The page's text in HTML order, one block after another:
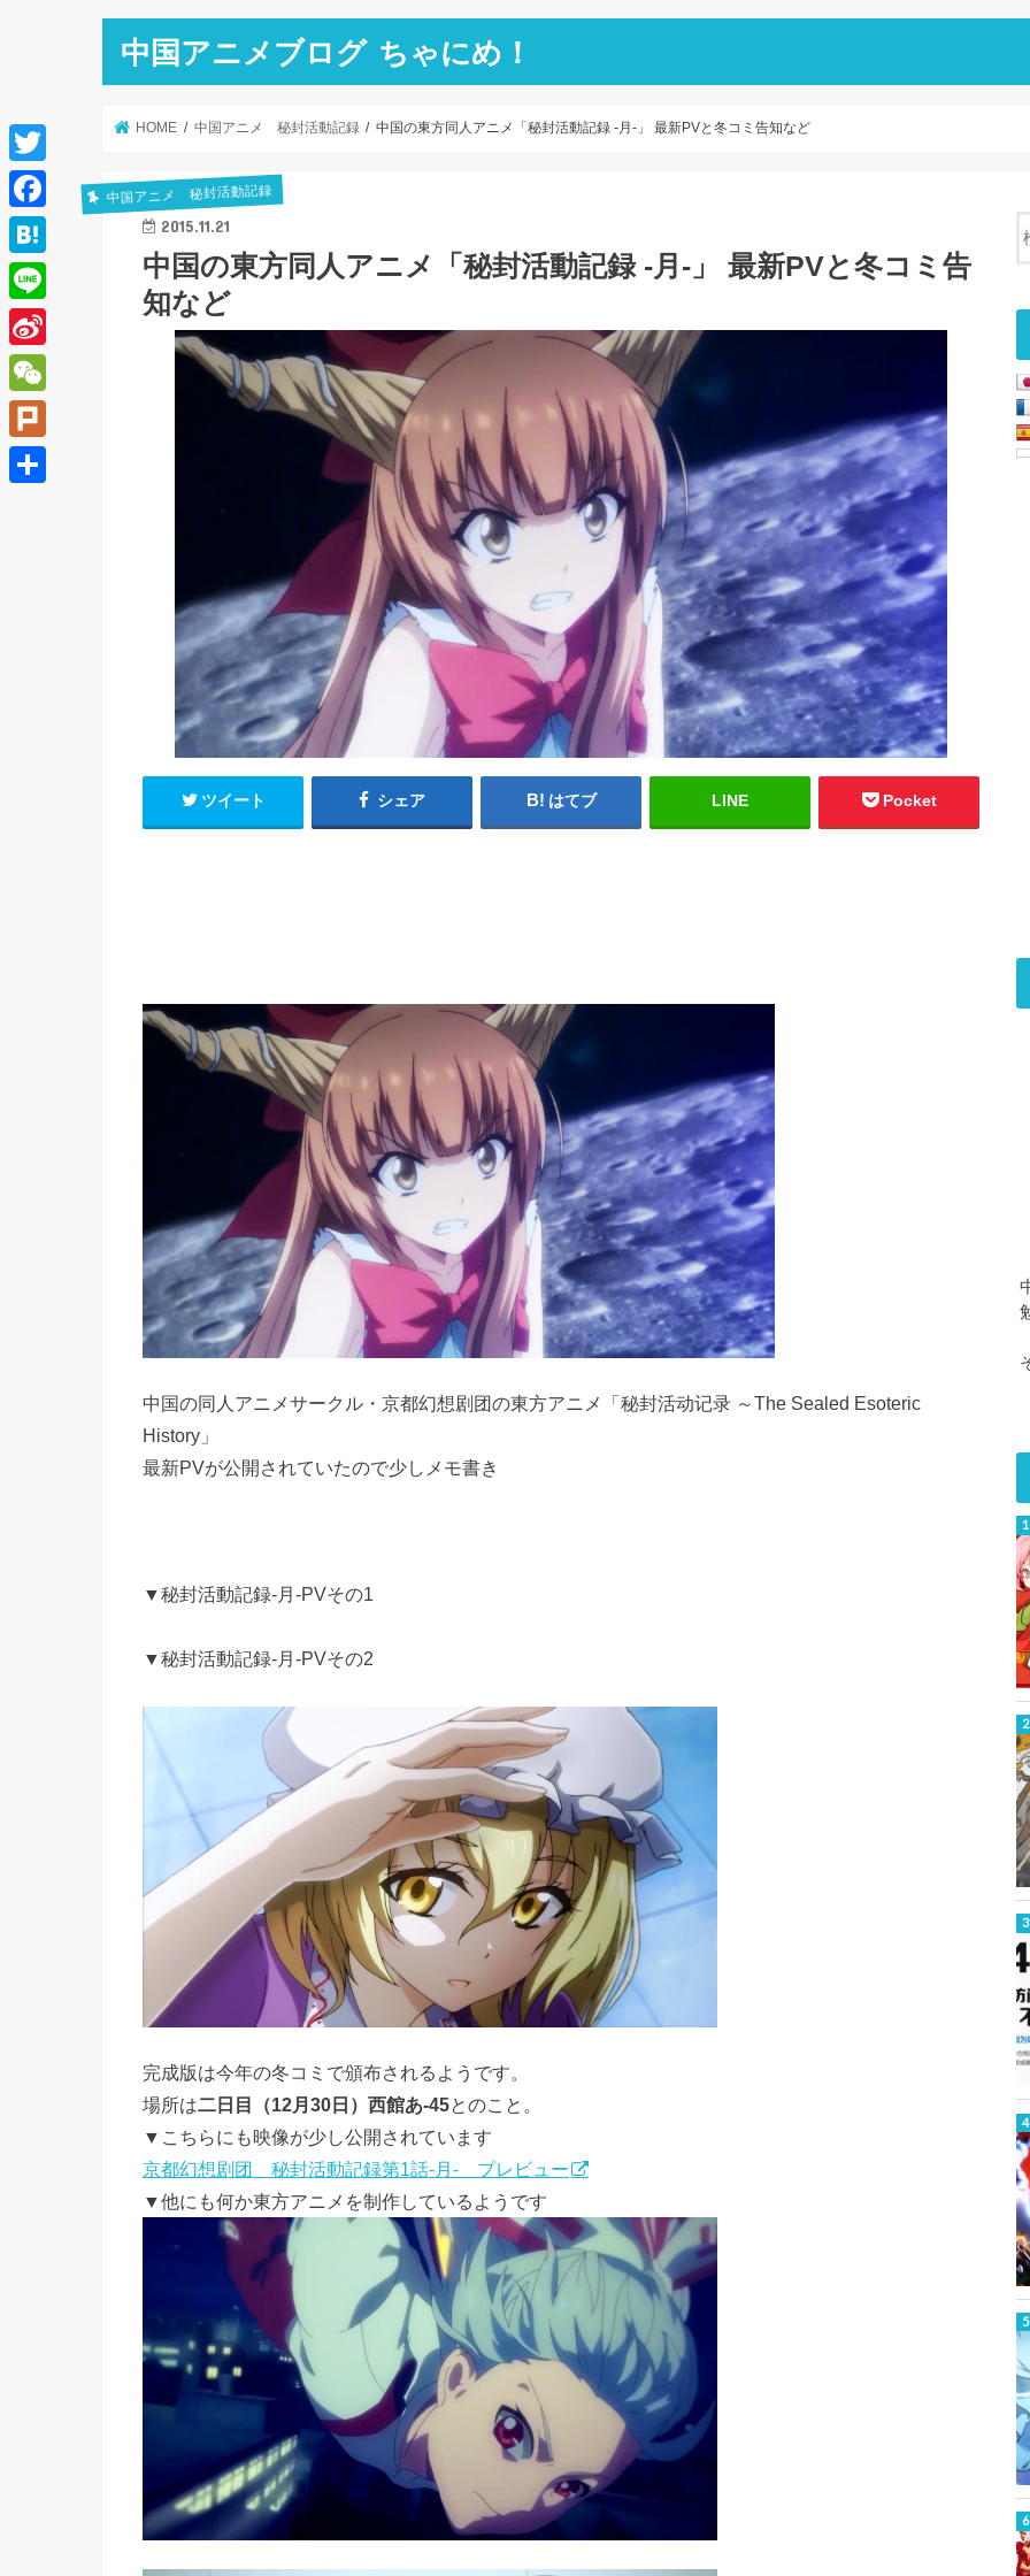
中国アニメブログ ちゃにめ！
HOME 中国アニメ 秘封活動記録 中国の東方同人アニメ「秘封活動記録 -月-」 最新PVと冬コミ告知など
中国アニメ 秘封活動記録
2015.11.21
中国の東方同人アニメ「秘封活動記録 -月-」 最新PVと冬コミ告
知など
ツイート シェア はてブ LINE Pocket
中国の同人アニメサークル・京都幻想剧团の東方アニメ「秘封活动记录 ～The Sealed Esoteric
History」
最新PVが公開されていたので少しメモ書き
▼秘封活動記録-月-PVその1
▼秘封活動記録-月-PVその2
完成版は今年の冬コミで頒布されるようです。
場所は二日目（12月30日）西館あ-45とのこと。
▼こちらにも映像が少し公開されています
京都幻想剧团 秘封活動記録第1話-月- プレビュー
▼他にも何か東方アニメを制作しているようです
T
w
i
t
e
r
F
a
c
e
b
o
o
k
H
a
t
e
a
L
i
n
e
S
i
n
a
W
e
C
P